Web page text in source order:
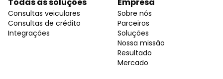
Consultas veiculares
Consultas de crédito
Integrações
Sobre nós
Parceiros
Soluções
Nossa missão
Resultado
Mercado